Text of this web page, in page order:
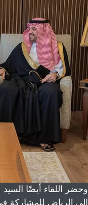
وحضر اللقاء أيضًا
إلى الرياض للمشاركة في